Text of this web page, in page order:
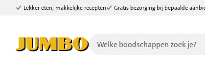
Ga naar zoeken
Ga naar hoofdinhoud
Lekker eten, makkelijke recepten Gratis bezorging bij bepaalde